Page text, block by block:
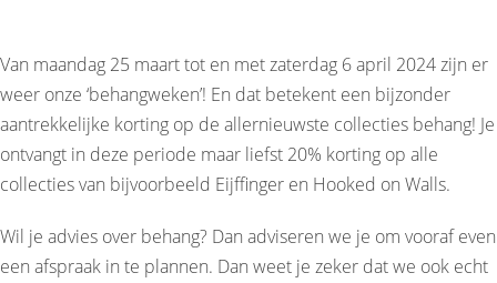
Van maandag 25 maart tot en met zaterdag 6 april 2024 zijn er
weer onze ‘behangweken’! En dat betekent een bijzonder
aantrekkelijke korting op de allernieuwste collecties behang! Je
ontvangt in deze periode maar liefst 20% korting op alle
collecties van bijvoorbeeld Eijffinger en Hooked on Walls.
Wil je advies over behang? Dan adviseren we je om vooraf even
een afspraak in te plannen. Dan weet je zeker dat we ook echt